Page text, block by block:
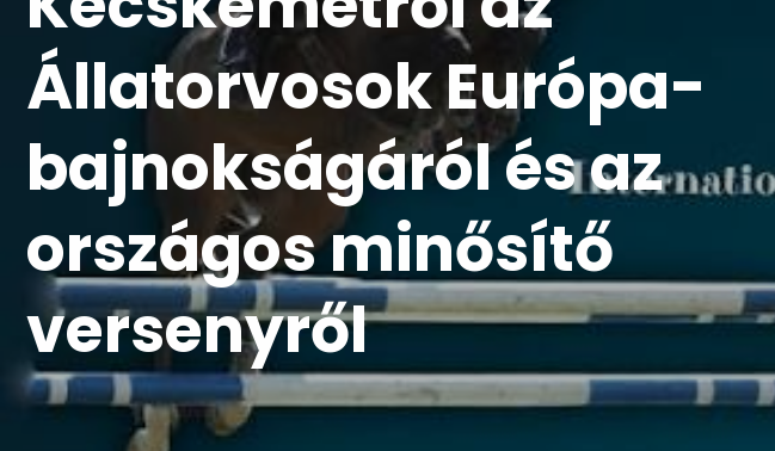
Állatorvosok Európa-
bajnokságáról és az
országos minősítő
versenyről